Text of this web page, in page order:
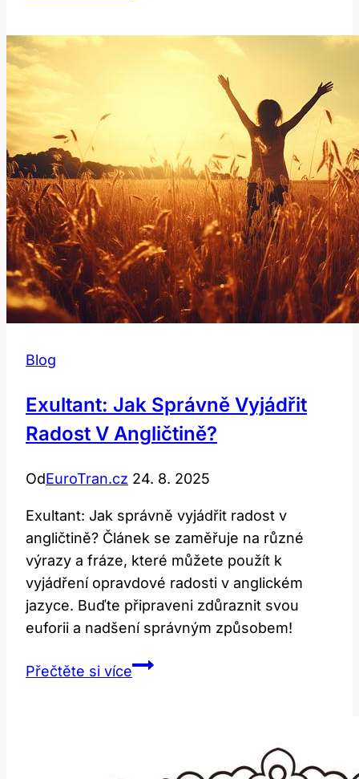
Blog
Exultant: Jak Správně Vyjádřit
Radost V Angličtině?
OdEuroTran.cz 24. 8. 2025
Exultant: Jak správně vyjádřit radost v
angličtině? Článek se zaměřuje na různé
výrazy a fráze, které můžete použít k
vyjádření opravdové radosti v anglickém
jazyce. Buďte připraveni zdůraznit svou
euforii a nadšení správným způsobem!
Přečtěte si víceExultant: